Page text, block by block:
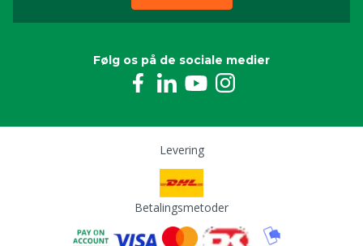
Følg os på de sociale medier
Levering
Betalingsmetoder